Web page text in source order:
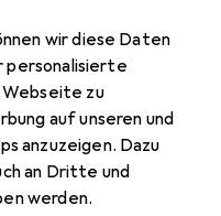
wir diese Daten
personalisierte
zu
auf unseren und
anzuzeigen. Dazu
an Dritte und
werden.